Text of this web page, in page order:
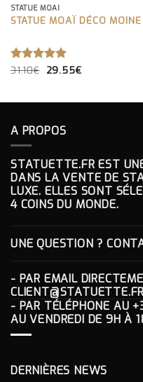
STATUE MOAÏ
STATUE MOAÏ DÉCO MOINE
NOTE 5.00
31.10€ LE
31.10€.
29.55€LE
29.55€.
A PROPOS
STATUETTE.FR EST
DANS LA VENTE DE
LUXE. ELLES SONT
4 COINS DU MONDE.
UNE QUESTION ?
- PAR EMAIL
CLIENT@STATUETTE.FR
- PAR TÉLÉPHONE AU
AU VENDREDI DE 9H À
DERNIÈRES NEWS